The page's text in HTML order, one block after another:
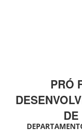
PRÓ